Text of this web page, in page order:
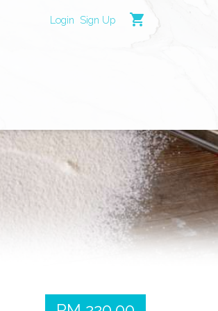
Login Sign Up shopping_cart